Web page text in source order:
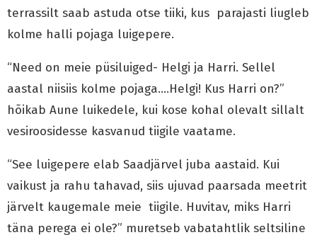
terrassilt saab astuda otse tiiki, kus parajasti liugleb
kolme halli pojaga luigepere.
“Need on meie püsiluiged- Helgi ja Harri. Sellel
aastal niisiis kolme pojaga….Helgi! Kus Harri on?”
hõikab Aune luikedele, kui kose kohal olevalt sillalt
vesiroosidesse kasvanud tiigile vaatame.
“See luigepere elab Saadjärvel juba aastaid. Kui
vaikust ja rahu tahavad, siis ujuvad paarsada meetrit
järvelt kaugemale meie tiigile. Huvitav, miks Harri
täna perega ei ole?” muretseb vabatahtlik seltsiline